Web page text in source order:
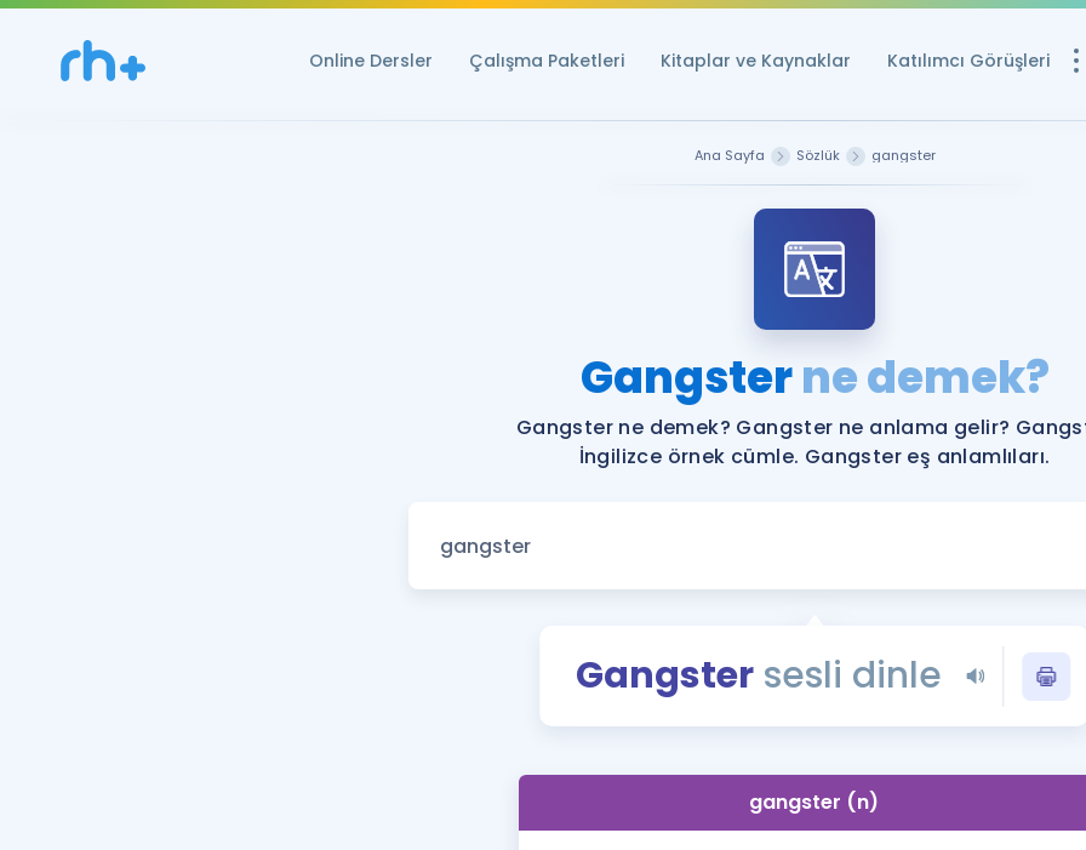
Online Dersler Çalışma Paketleri Kitaplar ve Kaynaklar Katılımcı Görüşleri
YDS ve YÖKDİL
YDS ve YÖKDİL'e
Tüm ÖSYM
YDS - YÖKDİL
İngilizce Gramer
Ana Sayfa Sözlük gangster
Gangsterne demek?
Gangster ne demek? Gangster ne anlama gelir?
İngilizce örnek cümle. Gangster eş anlamlıları.
Gangster sesli dinle
gangster (n)